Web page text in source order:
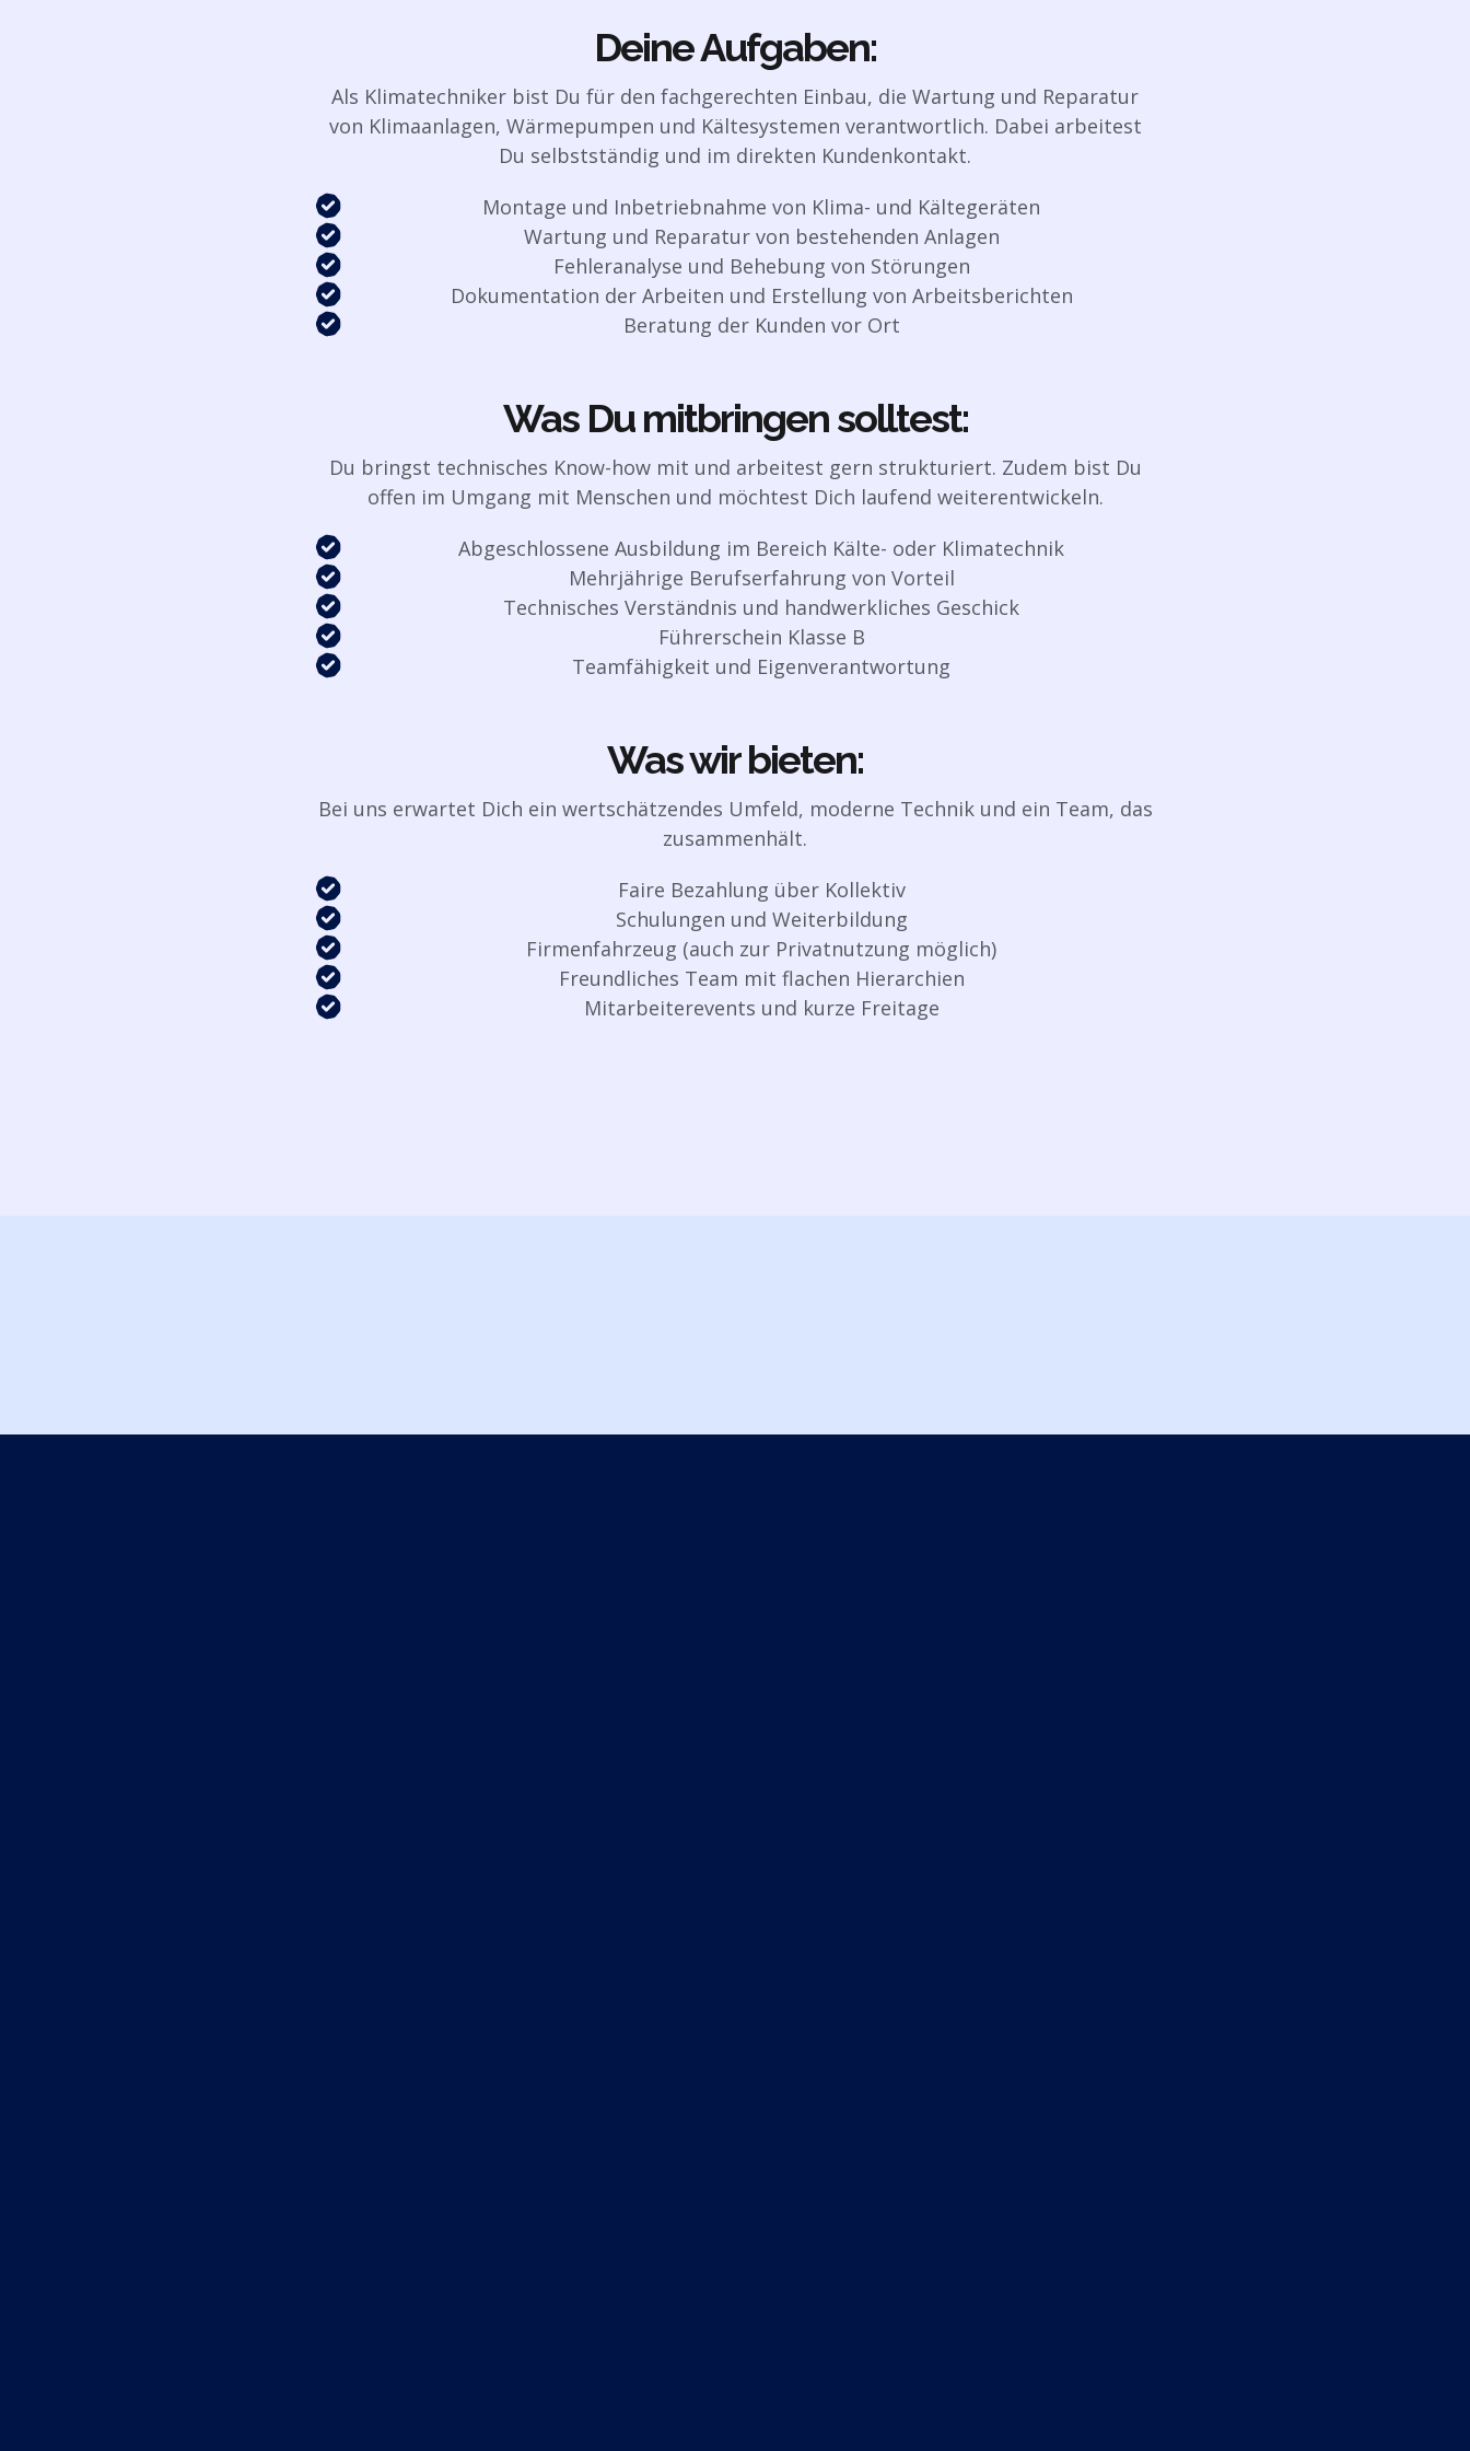
Deine Aufgaben:
Als Klimatechniker bist Du für den fachgerechten Einbau, die Wartung und Reparatur
von Klimaanlagen, Wärmepumpen und Kältesystemen verantwortlich. Dabei arbeitest
Du selbstständig und im direkten Kundenkontakt.
Montage und Inbetriebnahme von Klima- und Kältegeräten
Wartung und Reparatur von bestehenden Anlagen
Fehleranalyse und Behebung von Störungen
Dokumentation der Arbeiten und Erstellung von Arbeitsberichten
Beratung der Kunden vor Ort
Was Du mitbringen solltest:
Du bringst technisches Know-how mit und arbeitest gern strukturiert. Zudem bist Du
offen im Umgang mit Menschen und möchtest Dich laufend weiterentwickeln.
Abgeschlossene Ausbildung im Bereich Kälte- oder Klimatechnik
Mehrjährige Berufserfahrung von Vorteil
Technisches Verständnis und handwerkliches Geschick
Führerschein Klasse B
Teamfähigkeit und Eigenverantwortung
Was wir bieten:
Bei uns erwartet Dich ein wertschätzendes Umfeld, moderne Technik und ein Team, das
zusammenhält.
Faire Bezahlung über Kollektiv
Schulungen und Weiterbildung
Firmenfahrzeug (auch zur Privatnutzung möglich)
Freundliches Team mit flachen Hierarchien
Mitarbeiterevents und kurze Freitage